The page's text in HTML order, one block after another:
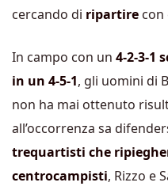
cercando di ripartire con
In campo con un 4-2-3-1
in un 4-5-1, gli uomini di
non ha mai ottenuto
all’occorrenza sa
trequartisti che
centrocampisti, Rizzo e